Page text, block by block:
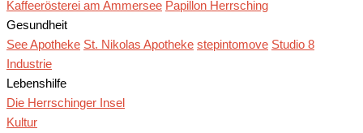
Kaffeerösterei am Ammersee Papillon Herrsching
Gesundheit
See Apotheke St. Nikolas Apotheke stepintomove Studio 8
Industrie
Lebenshilfe
Die Herrschinger Insel
Kultur